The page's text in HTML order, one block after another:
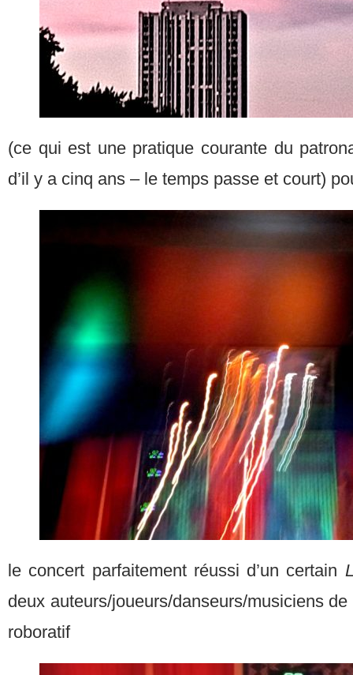
(ce qui est une pratique courante du
d’il y a cinq ans – le temps passe et court)
le concert parfaitement réussi d’un certain
deux auteurs/joueurs/danseurs/musiciens
roboratif